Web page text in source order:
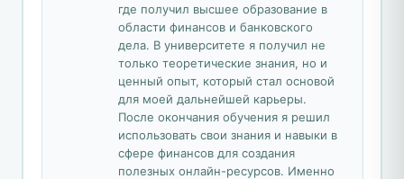
где получил высшее образование в
области финансов и банковского
дела. В университете я получил не
только теоретические знания, но и
ценный опыт, который стал основой
для моей дальнейшей карьеры.
После окончания обучения я решил
использовать свои знания и навыки в
сфере финансов для создания
полезных онлайн-ресурсов. Именно